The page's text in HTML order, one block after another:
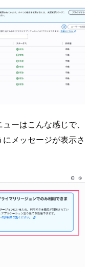
ーはこんな感じで、
メッセージが表示さ